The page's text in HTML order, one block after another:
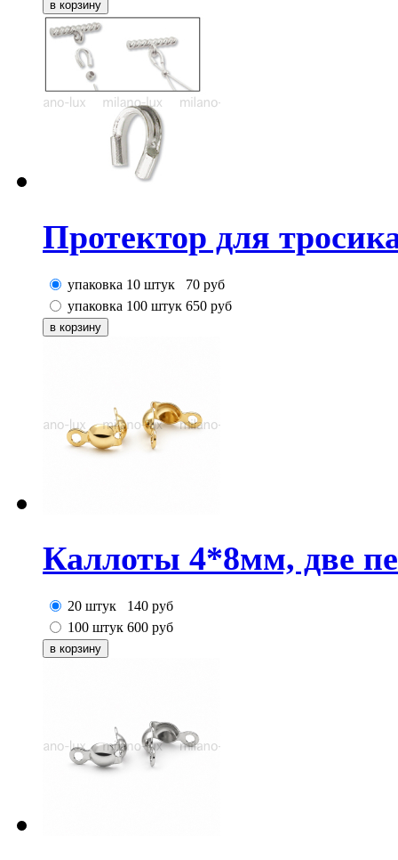
Протектор для
упаковка 10 штук 70 руб
упаковка 100 штук 650 руб
Каллоты 4*8мм, две
20 штук 140 руб
100 штук 600 руб